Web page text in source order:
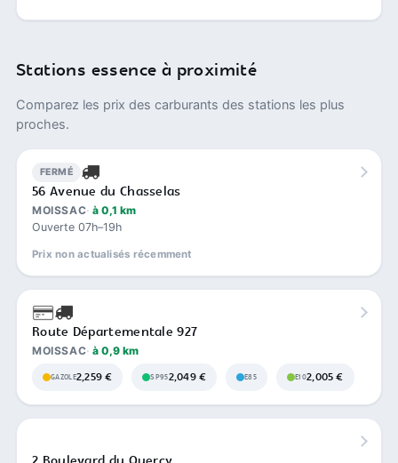
Stations essence à proximité
Comparez les prix des carburants des stations les plus
proches.
FERMÉ
56 Avenue du Chasselas
MOISSAC à 0,1 km
Ouverte 07h–19h
Prix non actualisés récemment
Route Départementale 927
MOISSAC à 0,9 km
GAZOLE2,259 € SP952,049 € E85 E102,005 €